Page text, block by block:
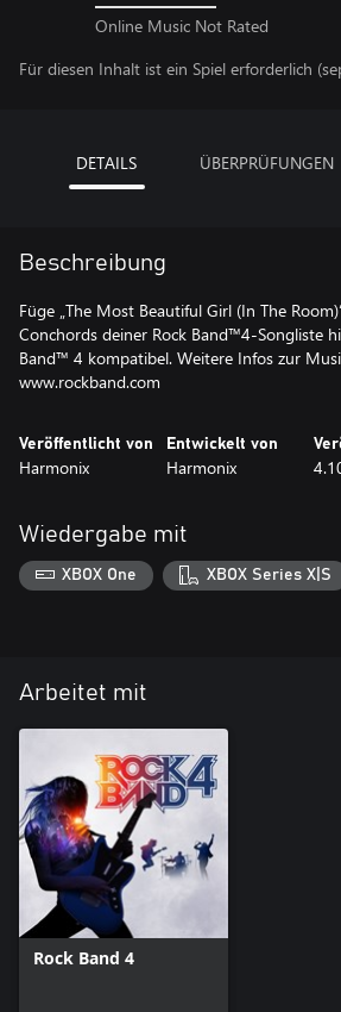
Online Music Not Rated
Für diesen Inhalt ist ein Spiel erforderlich
DETAILS ÜBERPRÜFUNGEN
Beschreibung
Füge „The Most Beautiful Girl (In The
Conchords deiner Rock Band™4-Songliste
Band™ 4 kompatibel. Weitere Infos zur
www.rockband.com
Veröffentlicht von
Harmonix
Entwickelt von
Harmonix
Wiedergabe mit
XBOX One XBOX Series X|S
Arbeitet mit
Rock Band 4